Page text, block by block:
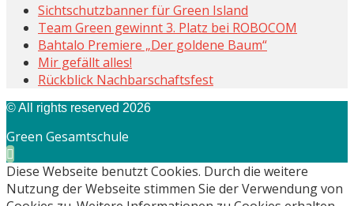
Sichtschutzbanner für Green Island
Team Green gewinnt 3. Platz bei ROBOCOM
Bahtalo Premiere „Der goldene Baum“
Mir gefällt alles!
Rückblick Nachbarschaftsfest
© All rights reserved 2026
Green Gesamtschule
Diese Webseite benutzt Cookies. Durch die weitere
Nutzung der Webseite stimmen Sie der Verwendung von